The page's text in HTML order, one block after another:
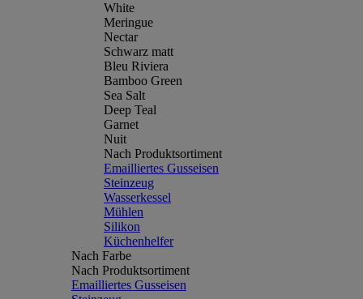
White
Meringue
Nectar
Schwarz matt
Bleu Riviera
Bamboo Green
Sea Salt
Deep Teal
Garnet
Nuit
Nach Produktsortiment
Emailliertes Gusseisen
Steinzeug
Wasserkessel
Mühlen
Silikon
Küchenhelfer
Nach Farbe
Nach Produktsortiment
Emailliertes Gusseisen